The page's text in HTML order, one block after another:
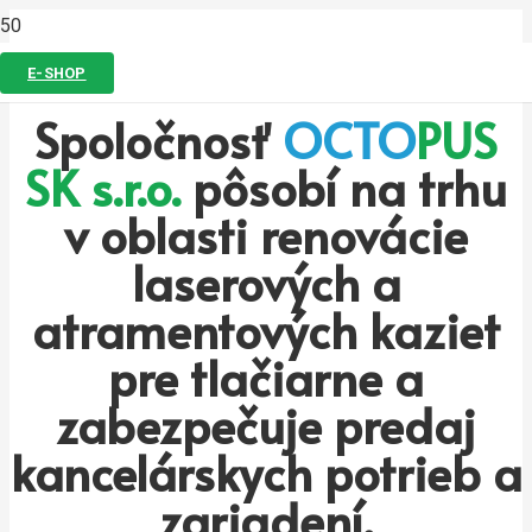
E-SHOP
Spoločnosť OCTOPUS
SK s.r.o. pôsobí na trhu
v oblasti renovácie
laserových a
atramentových kaziet
pre tlačiarne a
zabezpečuje predaj
kancelárskych potrieb a